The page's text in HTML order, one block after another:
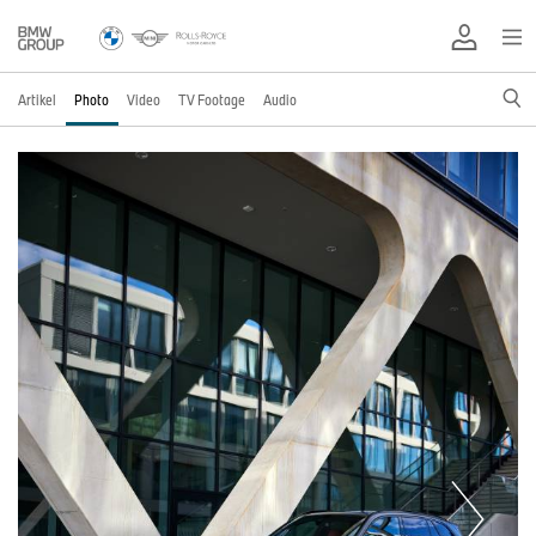
Artikel Photo Video TV Footage Audio